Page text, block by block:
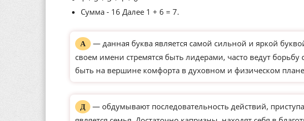
Сумма - 16 Далее 1 + 6 = 7.
А
— данная буква является самой сильной и яркой
своем имени стремятся быть лидерами, часто ведут
быть на вершине комфорта в духовном и физическом
Д
— обдумывают последовательность действий,